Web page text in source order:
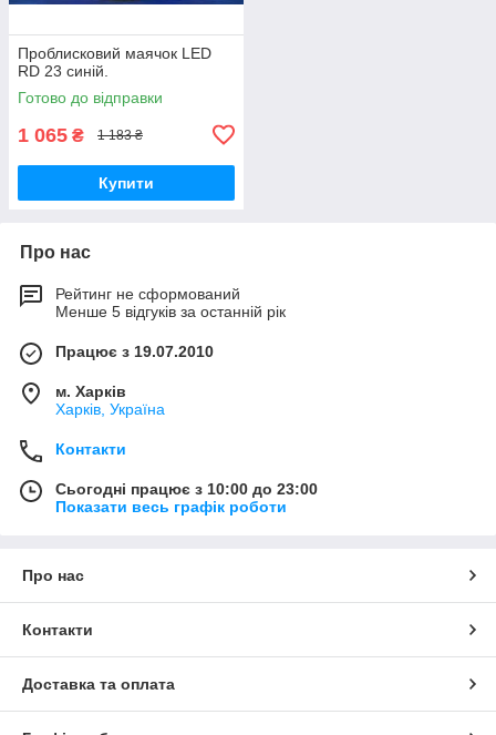
Проблисковий маячок LED
RD 23 синій.
Готово до відправки
1 065 ₴ 1 183 ₴
Купити
Про нас
Рейтинг не сформований
Менше 5 відгуків за останній рік
Працює з 19.07.2010
м. Харків
Харків, Україна
Контакти
Сьогодні працює з 10:00 до 23:00
Показати весь графік роботи
Про нас
Контакти
Доставка та оплата